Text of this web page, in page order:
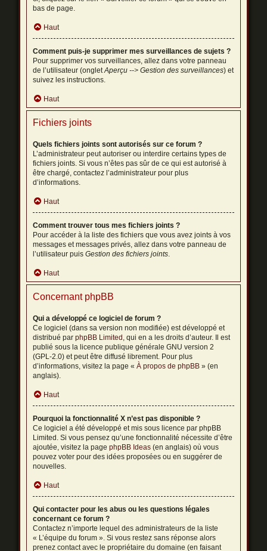
bas de page.
Haut
Comment puis-je supprimer mes surveillances de sujets ?
Pour supprimer vos surveillances, allez dans votre panneau
de l’utilisateur (ongletAperçu --> Gestion des surveillances) et
suivez les instructions.
Haut
Fichiers joints
Quels fichiers joints sont autorisés sur ce forum ?
L’administrateur peut autoriser ou interdire certains types de
fichiers joints. Si vous n’êtes pas sûr de ce qui est autorisé à
être chargé, contactez l’administrateur pour plus
d’informations.
Haut
Comment trouver tous mes fichiers joints ?
Pour accéder à la liste des fichiers que vous avez joints à vos
messages et messages privés, allez dans votre panneau de
l’utilisateur puisGestion des fichiers joints.
Haut
Concernant phpBB
Qui a développé ce logiciel de forum ?
Ce logiciel (dans sa version non modifiée) est développé et
distribué parphpBB Limited , qui en a les droits d’auteur. Il est
publié sous la licence publique générale GNU version 2
(GPL-2.0) et peut être diffusé librement. Pour plus
d’informations, visitez la page «À propos de phpBB » (en
anglais).
Haut
Pourquoi la fonctionnalité X n’est pas disponible ?
Ce logiciel a été développé et mis sous licence par phpBB
Limited. Si vous pensez qu’une fonctionnalité nécessite d’être
ajoutée, visitez la pagephpBB Ideas (en anglais) où vous
pouvez voter pour des idées proposées ou en suggérer de
nouvelles.
Haut
Qui contacter pour les abus ou les questions légales
concernant ce forum ?
Contactez n’importe lequel des administrateurs de la liste
« L’équipe du forum ». Si vous restez sans réponse alors
prenez contact avec le propriétaire du domaine (en faisant